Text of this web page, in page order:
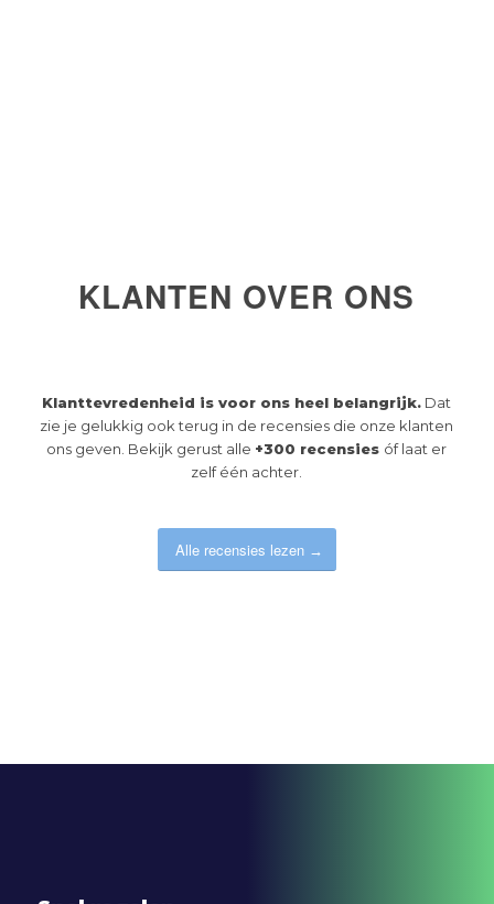
KLANTEN OVER ONS
Klanttevredenheid is voor ons heel belangrijk. Dat
zie je gelukkig ook terug in de recensies die onze klanten
ons geven. Bekijk gerust alle +300 recensies óf laat er
zelf één achter.
Alle recensies lezen